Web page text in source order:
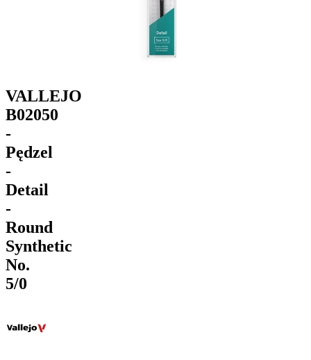
VALLEJO
B02050
-
Pędzel
-
Detail
-
Round
Synthetic
No.
5/0